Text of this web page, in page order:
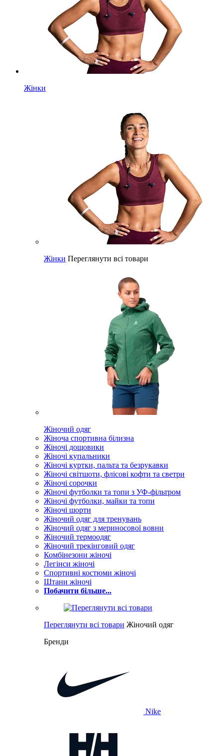
Жінки
Жінки Переглянути всі товари
Жіночий одяг
Жіноча спортивна білизна
Жіночі дощовики
Жіночі купальники
Жіночі куртки, пальта та безрукавки
Жіночі світшоти, флісові кофти та светри
Жіночі сорочки
Жіночі футболки та топи з УФ-фільтром
Жіночі футболки, майки та топи
Жіночі шорти
Жіночий одяг для тренувань
Жіночий одяг з мериносової вовни
Жіночий термоодяг
Жіночий трекінговий одяг
Комбінезони жіночі
Легінси жіночі
Спортивні костюми жіночі
Штани жіночі
Побачити більше...
Переглянути всі товари Жіночий одяг
Бренди
Nike